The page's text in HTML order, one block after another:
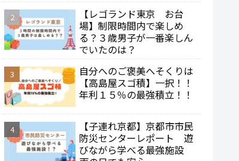
【レゴランド東京 お台
場】制限時間内で楽しめ
る？３歳男子が一番楽しん
でいたのは？
自分へのご褒美へそくりは
【高島屋スゴ積】一択！！
年利１５％の最強積立！！
【子連れ京都】京都市市民
防災センターレポート 遊
びながら学べる最強施設